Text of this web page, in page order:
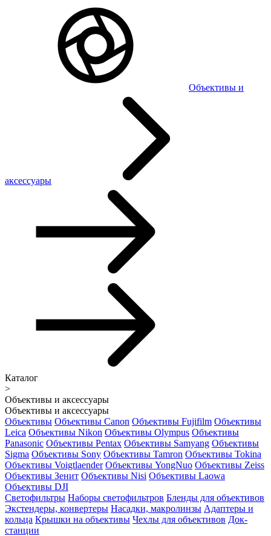
Объективы и
аксессуары
Каталог
>
Объективы и аксессуары
Объективы и аксессуары
Объективы Объективы Canon Объективы Fujifilm Объективы
Leica Объективы Nikon Объективы Olympus Объективы
Panasonic Объективы Pentax Объективы Samyang Объективы
Sigma Объективы Sony Объективы Tamron Объективы Tokina
Объективы Voigtlaender Объективы YongNuo Объективы Zeiss
Объективы Зенит Объективы Nisi Объективы Laowa
Объективы DJI
Светофильтры Наборы светофильтров Бленды для объективов
Экстендеры, конвертеры Насадки, макролинзы Адаптеры и
кольца Крышки на объективы Чехлы для объективов Док-
станции